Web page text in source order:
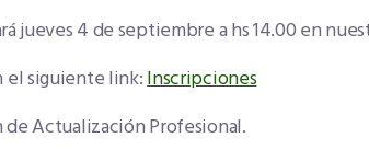
jueves 4 de septiembre a hs 14.00 en
el siguiente link:Inscripciones
de Actualización Profesional.